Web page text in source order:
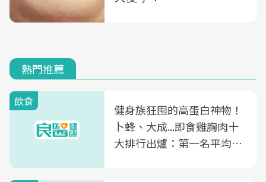
熱門推薦
飲食
健身族狂囤的高蛋白神物！
卜蜂、大成...即食雞胸肉十
大排行出爐：第一名平均一